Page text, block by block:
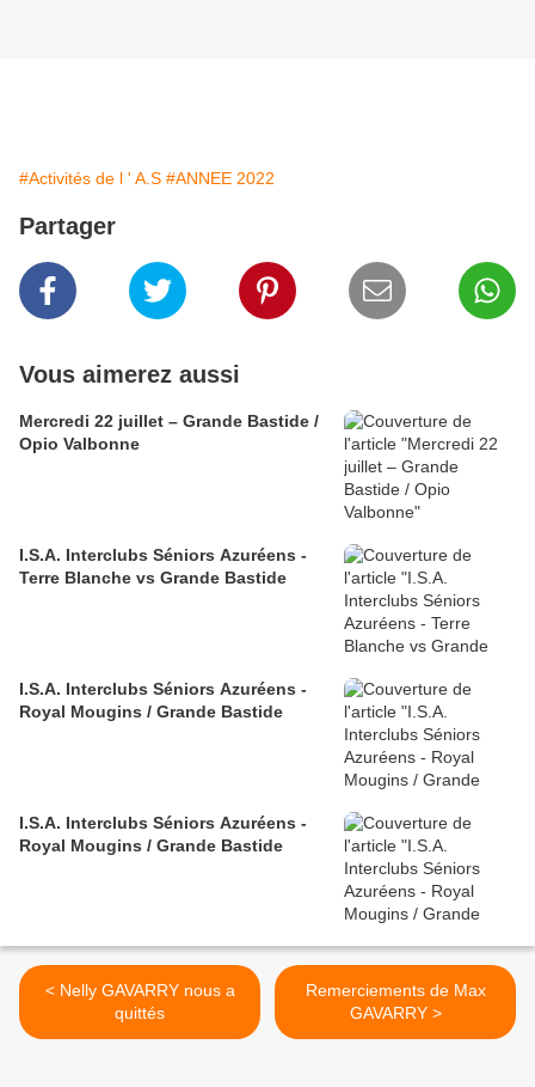
#Activités de l ' A.S #ANNEE 2022
Partager
Vous aimerez aussi
Mercredi 22 juillet – Grande Bastide /
Opio Valbonne
I.S.A. Interclubs Séniors Azuréens -
Terre Blanche vs Grande Bastide
I.S.A. Interclubs Séniors Azuréens -
Royal Mougins / Grande Bastide
I.S.A. Interclubs Séniors Azuréens -
Royal Mougins / Grande Bastide
< Nelly GAVARRY nous a
quittés
Remerciements de Max
GAVARRY >